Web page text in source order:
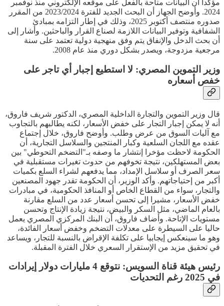
مؤكدا أن البيانات متاحة بالفعل على موقعه الإلكتروني منذ نوفمبر
2024. وأوضح الجهاز أن البحث الجديد للفترة 2023/2024 من المقرر
صدوره منتصف أكتوبر 2025، وذلك في إطار التزامه بمبادئ
الشفافية وتوفير البيانات اللازمة لصناع القرار والباحثين. وأشار إلى
أن بحث الدخل والإنفاق يتم وفق منهجية دولية تعتمد على سنة
مرجعية مزدوجة، ويصدر بشكل دوري منذ عام 2008.
وزير التموين المصري: لا استطيع إجبار أي تاجر على
خفص أسعاره
قال وزير التموين والتجارة الداخلية المصري، الدكتور شريف فاروق،
أنه لا يمكن إجبار التجار على خفض الأسعار، لكنه يطالبهم بالتجاوب
مع آليات السوق من عرض وطلب. وأوضح فاروق، خلال إجتماع
عقده مع اللجان السلعية وكبار المنتجين والسلاسل التجارية، أن
الحكومة لاحظت مؤخرا إنتشار ما وصفه بـ"التضخم التحوطي" بين
بعض المستهلكين، نتيجة تخوفهم من حدوث تغيرات مستقبلية في
سعر الصرف أو سلاسل الإمداد، مما يدفعهم لشراء السلع بكميات
أكبر من إحتياجاتهم. وأكد الوزير، أن الحكومة تقدر جهود المصنعين
والتجار، سواء من القطاع الخاص أو المنافذ الحكومية، في مبادرات
خفض الأسعار، مشيرا إلى تحسن أسعار عدد من السلع مقارنة
بالعام الماضي، مثل السكر والبيض، نتيجة زيادة الإنتاج وتحسن
مستويات الإتاحة. وأضاف فاروق، أن البنك المركزي المصري يعمل
حاليا على السيطرة على معدلات التضخم وخفض أسعار الفائدة،
وهو ما سينعكس إيجابيا على تكلفة الإقراض بالنسبة للتجار، ويساعد
في تحقيق مزيد من الإستقرار السعري خلال الفترة المقبلة.
رئيس هيئة قناة السويس: نتوقع 4 مليارات دولار إيرادات
في 2025 رغم التحديات